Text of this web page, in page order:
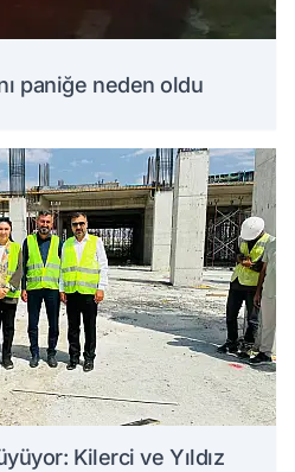
paniğe neden oldu
Kilerci ve Yıldız